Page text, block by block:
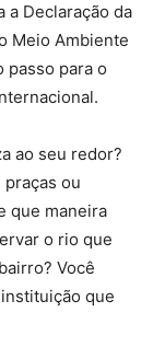
a Declaração da
Meio Ambiente
passo para o
ao seu redor?
ou
que maneira
o rio que
Você
que